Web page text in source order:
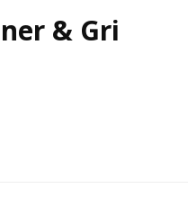
& Gri